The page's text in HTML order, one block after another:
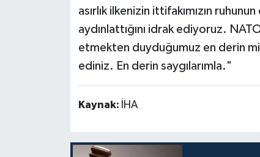
asırlık ilkenizin ittifakımızın
aydınlattığını idrak ediyoruz.
etmekten duyduğumuz en derin
ediniz. En derin saygılarımla."
Kaynak: İHA